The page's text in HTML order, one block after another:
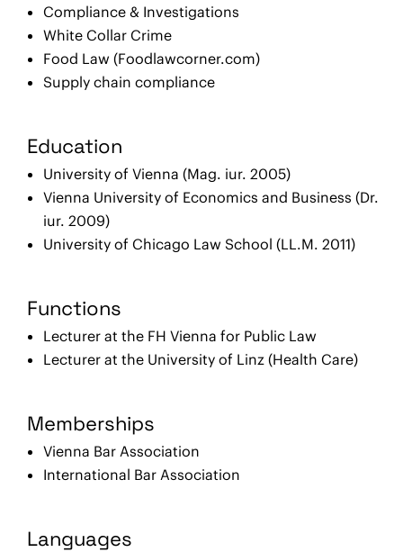
Compliance & Investigations
White Collar Crime
Food Law (Foodlawcorner.com)
Supply chain compliance
Education
University of Vienna (Mag. iur. 2005)
Vienna University of Economics and Business (Dr.
iur. 2009)
University of Chicago Law School (LL.M. 2011)
Functions
Lecturer at the FH Vienna for Public Law
Lecturer at the University of Linz (Health Care)
Memberships
Vienna Bar Association
International Bar Association
Languages